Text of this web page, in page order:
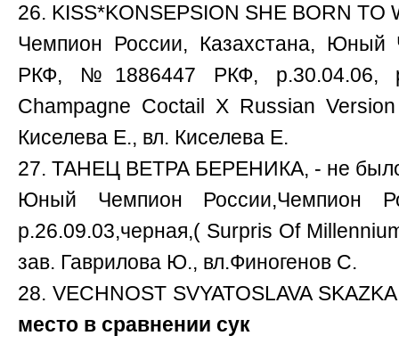
26. KISS*KONSEPSION SHE BORN TO
Чемпион России, Казахстана, Юный
РКФ, №1886447 РКФ, р.30.04.06,
Champagne Coctail X Russian
Киселева Е., вл. Киселева Е.
27. ТАНЕЦ ВЕТРА БЕРЕНИКА, - не
Юный Чемпион России,Чемпион
р.26.09.03,черная,( Surpris Of
зав. Гаврилова Ю., вл.Финогенов С.
28. VECHNOST SVYATOSLAVA
место в сравнении сук